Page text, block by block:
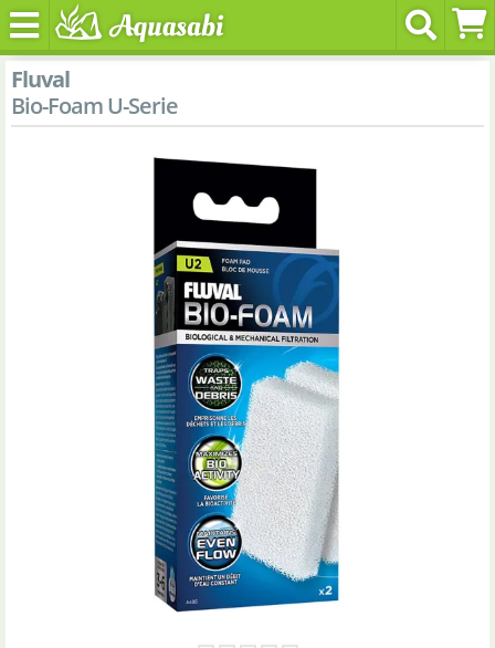
Fluval
Bio-Foam U-Serie